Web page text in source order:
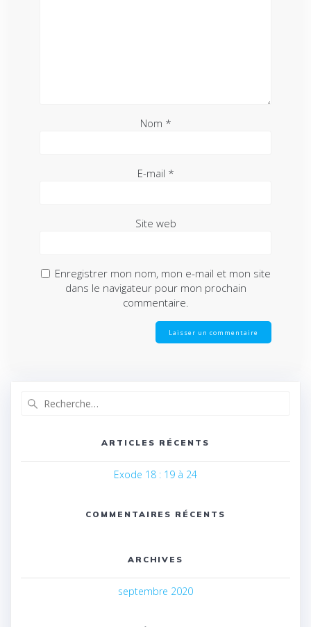
Nom *
E-mail *
Site web
Enregistrer mon nom, mon e-mail et mon site
dans le navigateur pour mon prochain
commentaire.
ARTICLES RÉCENTS
Exode 18 : 19 à 24
COMMENTAIRES RÉCENTS
ARCHIVES
septembre 2020